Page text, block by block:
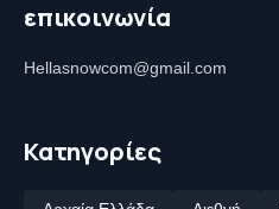
επικοινωνία
Hellasnowcom@gmail.com
Κατηγορίες